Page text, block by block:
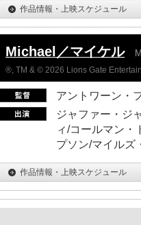
作品情報・上映スケジュール
Michael／マイケル
®, TM & © 2026 Lions Gate
アントワーン・
ジャファー・ジ
ィ/コールマン・
プソン/マイルズ
作品情報・上映スケジュール